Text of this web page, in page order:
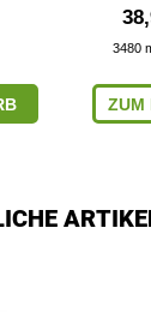
3480
ZUM